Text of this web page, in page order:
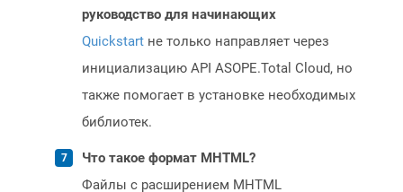
руководство для начинающих
Quickstart не только направляет через
инициализацию API ASOPE.Total Cloud, но
также помогает в установке необходимых
библиотек.
Что такое формат MHTML?
Файлы с расширением MHTML